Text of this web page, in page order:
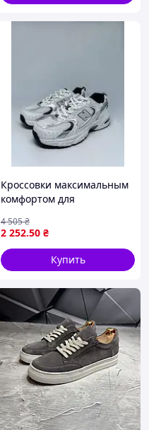
Кроссовки максимальным
комфортом для
подошвой,поддержкой
свода,активного отдыха
qwert
2 252.50 ₴
4 505₴
Купить